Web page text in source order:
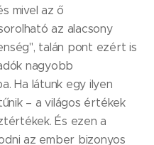
mivel az ő
az alacsony
talán pont ezért is
nagyobb
Ha látunk egy ilyen
– a világos értékek
És ezen a
az ember bizonyos